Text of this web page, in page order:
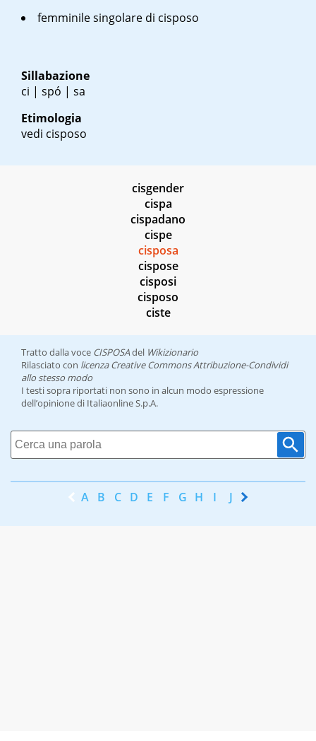
femminile singolare di cisposo
Sillabazione
ci | spó | sa
Etimologia
vedi cisposo
cisgender
cispa
cispadano
cispe
cisposa
cispose
cisposi
cisposo
ciste
Tratto dalla voce CISPOSAdel Wikizionario
Rilasciato con licenza Creative Commons Attribuzione-Condividi
allo stesso modo
I testi sopra riportati non sono in alcun modo espressione
dell’opinione di Italiaonline S.p.A.
A B C D E F G H I J K